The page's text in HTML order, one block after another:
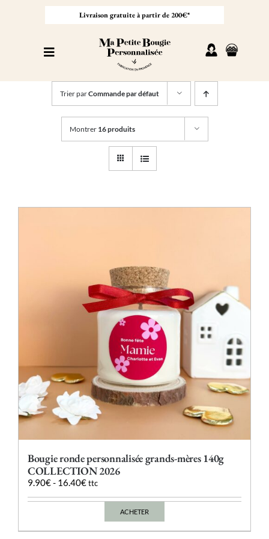
Livraison gratuite à partir de 200€*
Toggle
Personnaliser sa bougie
Trier parCommande par défaut
Montrer 16 produits
Bougie ronde personnalisée grands-mères 140g
COLLECTION 2026
9.90€- 16.40€ ttc
ACHETER
Ce